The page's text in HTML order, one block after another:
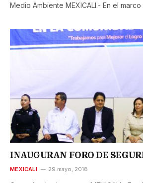
Medio Ambiente MEXICALI.- En el
INAUGURAN FORO DE
MEXICALI 29 mayo, 2018